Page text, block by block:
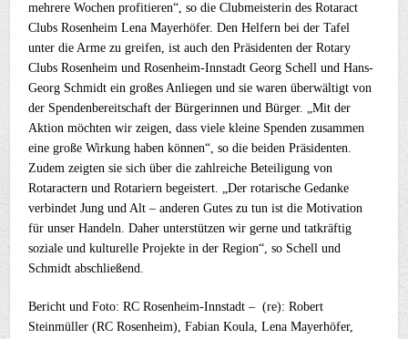
mehrere Wochen profitieren“, so die Clubmeisterin des Rotaract
Clubs Rosenheim Lena Mayerhöfer. Den Helfern bei der Tafel
unter die Arme zu greifen, ist auch den Präsidenten der Rotary
Clubs Rosenheim und Rosenheim-Innstadt Georg Schell und Hans-
Georg Schmidt ein großes Anliegen und sie waren überwältigt von
der Spendenbereitschaft der Bürgerinnen und Bürger. „Mit der
Aktion möchten wir zeigen, dass viele kleine Spenden zusammen
eine große Wirkung haben können“, so die beiden Präsidenten.
Zudem zeigten sie sich über die zahlreiche Beteiligung von
Rotaractern und Rotariern begeistert. „Der rotarische Gedanke
verbindet Jung und Alt – anderen Gutes zu tun ist die Motivation
für unser Handeln. Daher unterstützen wir gerne und tatkräftig
soziale und kulturelle Projekte in der Region“, so Schell und
Schmidt abschließend.
Bericht und Foto: RC Rosenheim-Innstadt – (re): Robert
Steinmüller (RC Rosenheim), Fabian Koula, Lena Mayerhöfer,